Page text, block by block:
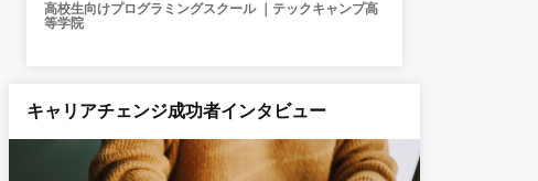
高校生向けプログラミングスクール ｜テックキャンプ高
等学院
キャリアチェンジ成功者インタビュー